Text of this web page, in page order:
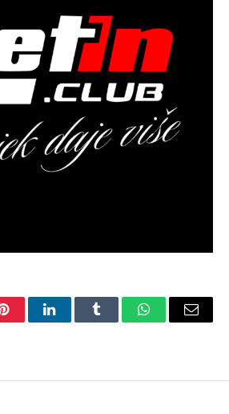
PinterestLinkedInTumblr WhatsAppEmail